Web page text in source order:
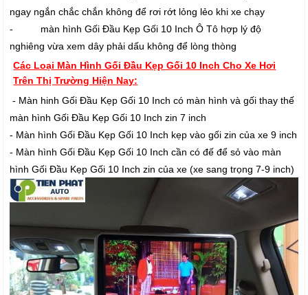
ngay ngắn chắc chắn không để rơi rớt lỏng lẻo khi xe chạy
- màn hình Gối Đầu Kẹp Gối 10 Inch Ô Tô hợp lý độ
nghiêng vừa xem dây phải dấu không để lòng thòng
Các Loại Màn Hình Gối Đầu Kẹp Gối 10 Inch Cho Xe Hơi
Trên Thị Trường Hiện Nay:
- Màn hinh Gối Đầu Kẹp Gối 10 Inch có màn hình và gối thay thế
màn hình Gối Đầu Kẹp Gối 10 Inch zin 7 inch
- Màn hình Gối Đầu Kẹp Gối 10 Inch kẹp vào gối zin của xe 9 inch
- Màn hình Gối Đầu Kẹp Gối 10 Inch cần có đế để sỏ vào màn
hình Gối Đầu Kẹp Gối 10 Inch zin của xe (xe sang trọng 7-9 inch)